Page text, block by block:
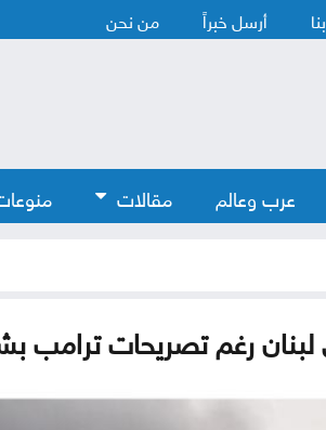
أرسل خبراً من نحن
عرب وعالم مقالات
لبنان رغم تصريحات ترامب